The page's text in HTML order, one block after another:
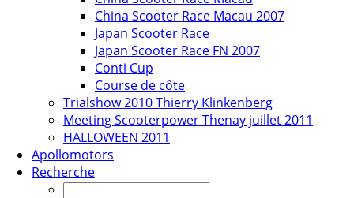
China Scooter Race Macau 2007
Japan Scooter Race
Japan Scooter Race FN 2007
Conti Cup
Course de côte
Trialshow 2010 Thierry Klinkenberg
Meeting Scooterpower Thenay juillet 2011
HALLOWEEN 2011
Apollomotors
Recherche